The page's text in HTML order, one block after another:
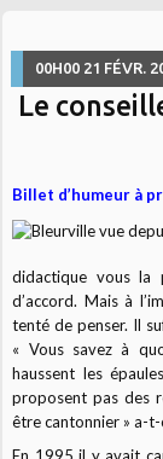
00H00 21 FÉVR.
Le
Billet d’humeur à
didactique vous la
d’accord. Mais à
tenté de penser. Il
« Vous savez à
haussent les
proposent pas des
être cantonnier » a-